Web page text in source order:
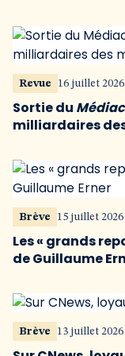
Revue 16 juillet 2026
Sortie du
milliardaires
Brève 15 juillet 2026
Les « grands
de Guillaume
Brève 13 juillet 2026